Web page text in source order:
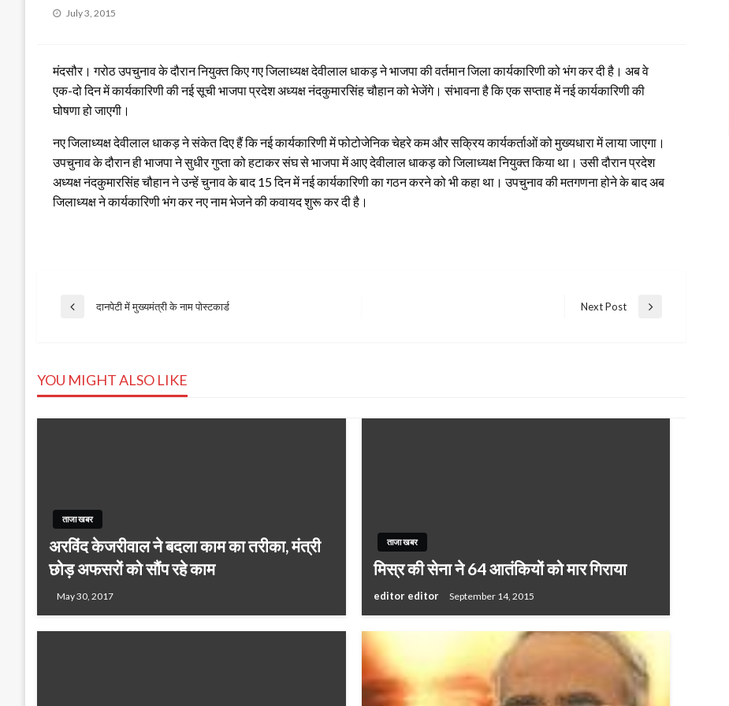
Posted
July 3, 2015
मंदसौर। गरोठ उपचुनाव के दौरान नियुक्त किए गए जिलाध्यक्ष देवीलाल धाकड़ ने भाजपा की वर्तमान जिला कार्यकारिणी को भंग कर दी है। अब वे
एक-दो दिन में कार्यकारिणी की नई सूची भाजपा प्रदेश अध्यक्ष नंदकुमारसिंह चौहान को भेजेंगे। संभावना है कि एक सप्ताह में नई कार्यकारिणी की
घोषणा हो जाएगी।
नए जिलाध्यक्ष देवीलाल धाकड़ ने संकेत दिए हैं कि नई कार्यकारिणी में फोटोजेनिक चेहरे कम और सक्रिय कार्यकर्ताओं को मुख्यधारा में लाया जाएगा।
उपचुनाव के दौरान ही भाजपा ने सुधीर गुप्ता को हटाकर संघ से भाजपा में आए देवीलाल धाकड़ को जिलाध्यक्ष नियुक्त किया था। उसी दौरान प्रदेश
अध्यक्ष नंदकुमारसिंह चौहान ने उन्हें चुनाव के बाद 15 दिन में नई कार्यकारिणी का गठन करने को भी कहा था। उपचुनाव की मतगणना होने के बाद अब
जिलाध्यक्ष ने कार्यकारिणी भंग कर नए नाम भेजने की कवायद शुरू कर दी है।
Post
Previous
दानपेटी में मुख्यमंत्री के नाम पोस्टकार्ड
Next
Next Post
YOU MIGHT ALSO LIKE
ताजा खबर
अरविंद केजरीवाल ने बदला काम का तरीका, मंत्री
छोड़ अफसरों को सौंप रहे काम
May 30, 2017
ताजा खबर
मिस्र की सेना ने 64 आतंकियों को मार गिराया
editor editor September 14, 2015